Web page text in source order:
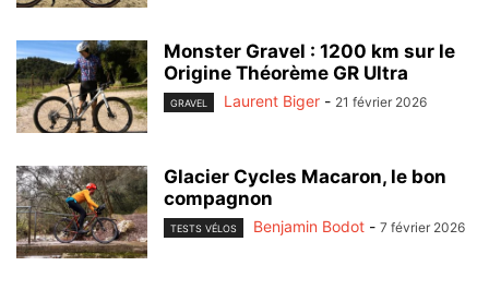
Monster Gravel : 1200 km sur le
Origine Théorème GR Ultra
GRAVEL Laurent Biger - 21 février 2026
Glacier Cycles Macaron, le bon
compagnon
TESTS VÉLOS Benjamin Bodot - 7 février 2026